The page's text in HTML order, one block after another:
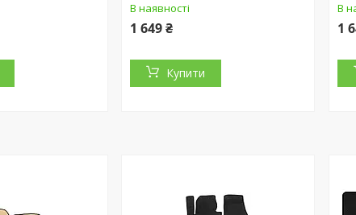
В наявності
1 649 ₴
Купити
В
1